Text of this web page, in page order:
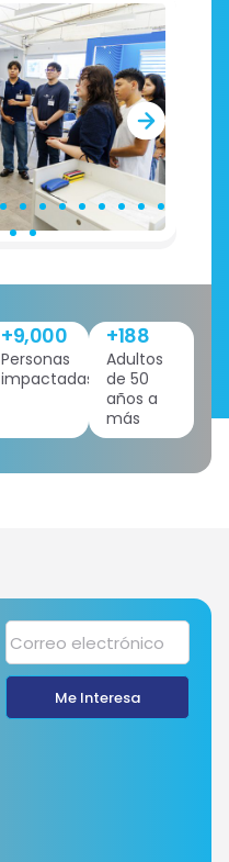
Personas
impactadas
+9,000
Adultos
de 50
años a
más
+188
Me Interesa